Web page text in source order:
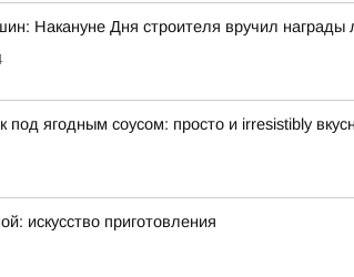
Накануне Дня строителя вручил награды
под ягодным соусом: просто и irresistibly
искусство приготовления